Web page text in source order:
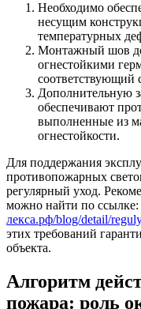
Необходимо
несущим
температурных
Монтажный шов
огнестойкими
соответствующий
Дополнительную
обеспечивают
выполненные из
огнестойкости.
Для поддержания
противопожарных
регулярный уход.
можно найти по ссылке:
лекса.рф/blog/detail/
этих требований
объекта.
Алгоритм
пожара: роль